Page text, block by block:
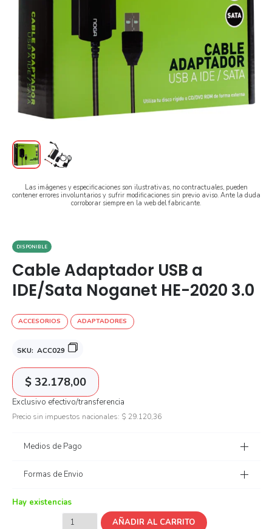
Las imágenes y especificaciones son ilustrativas, no contractuales, pueden
contener errores involuntarios y sufrir modificaciones sin previo aviso. Ante la duda
corroborar siempre en la web del fabricante.
DISPONIBLE
Cable Adaptador USB a
IDE/Sata Noganet HE-2020 3.0
ACCESORIOS ADAPTADORES
SKU: ACC029
$32.178,00
Exclusivo efectivo/transferencia
Precio sin impuestos nacionales: $ 29.120,36
Medios de Pago
Formas de Envio
Hay existencias
AÑADIR AL CARRITO